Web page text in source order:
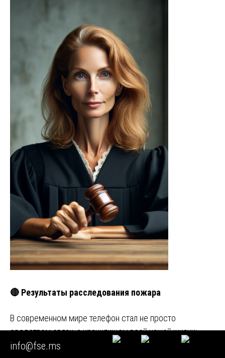
🔴 Результаты расследования пожара
В современном мире телефон стал не просто
средством связи, а хранилищем всей нашей жизни:
личная переписка, фотографии, …
info@fse.ms